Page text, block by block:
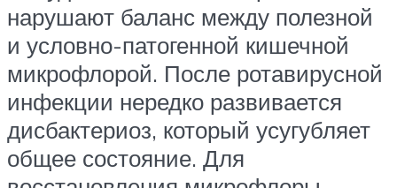
нарушают баланс между полезной
и условно-патогенной кишечной
микрофлорой. После ротавирусной
инфекции нередко развивается
дисбактериоз, который усугубляет
общее состояние. Для